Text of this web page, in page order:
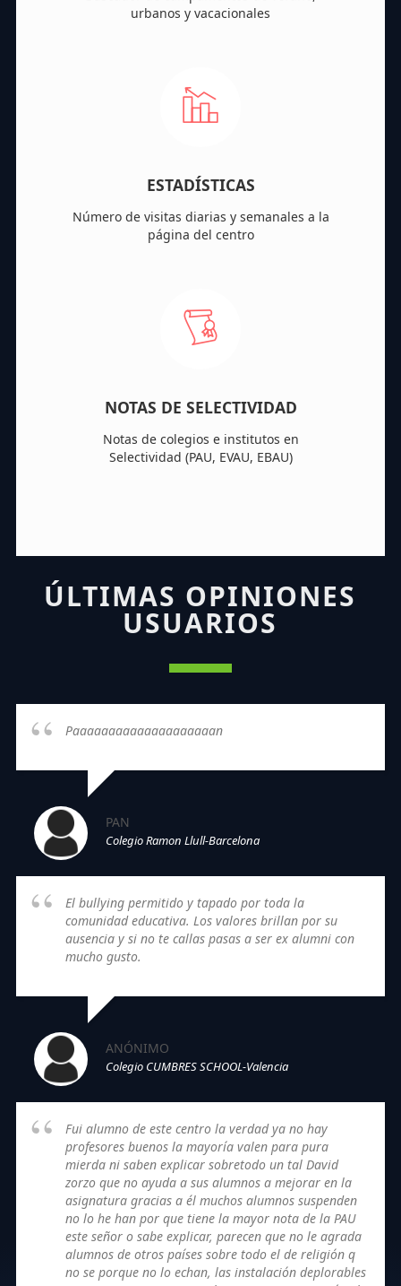
urbanos y vacacionales
ESTADÍSTICAS
Número de visitas diarias y semanales a la
página del centro
NOTAS DE SELECTIVIDAD
Notas de colegios e institutos en
Selectividad (PAU, EVAU, EBAU)
ÚLTIMAS OPINIONES
USUARIOS
Paaaaaaaaaaaaaaaaaaaan
PAN
Colegio Ramon Llull-Barcelona
El bullying permitido y tapado por toda la
comunidad educativa. Los valores brillan por su
ausencia y si no te callas pasas a ser ex alumni con
mucho gusto.
ANÓNIMO
Colegio CUMBRES SCHOOL-Valencia
Fui alumno de este centro la verdad ya no hay
profesores buenos la mayoría valen para pura
mierda ni saben explicar sobretodo un tal David
zorzo que no ayuda a sus alumnos a mejorar en la
asignatura gracias a él muchos alumnos suspenden
no lo he han por que tiene la mayor nota de la PAU
este señor o sabe explicar, parecen que no le agrada
alumnos de otros países sobre todo el de religión q
no se porque no lo echan, las instalación deplorables